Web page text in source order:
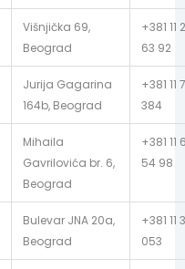
Višnjička 69,
Beograd
+381 11
63 92
Jurija Gagarina
164b, Beograd
+381 11
384
Mihaila
Gavrilovića br. 6,
Beograd
+381 11
54 98
Bulevar JNA 20a,
Beograd
+381 11
053